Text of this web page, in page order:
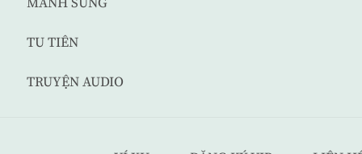
TU TIÊN
TRUYỆN AUDIO